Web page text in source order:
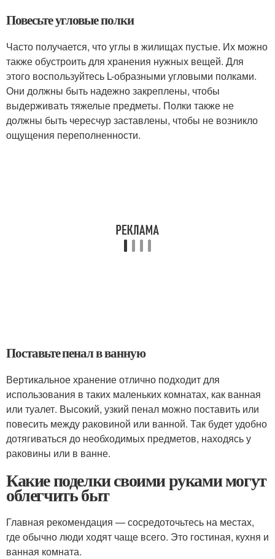
Повесьте угловые полки
Часто получается, что углы в жилищах пустые. Их можно
также обустроить для хранения нужных вещей. Для
этого воспользуйтесь L-образными угловыми полками.
Они должны быть надежно закреплены, чтобы
выдерживать тяжелые предметы. Полки также не
должны быть чересчур заставлены, чтобы не возникло
ощущения переполненности.
Поставьте пенал в ванную
Вертикальное хранение отлично подходит для
использования в таких маленьких комнатах, как ванная
или туалет. Высокий, узкий пенал можно поставить или
повесить между раковиной или ванной. Так будет удобно
дотягиваться до необходимых предметов, находясь у
раковины или в ванне.
Какие поделки своими руками могут
облегчить быт
Главная рекомендация — сосредоточьтесь на местах,
где обычно люди ходят чаще всего. Это гостиная, кухня и
ванная комната.